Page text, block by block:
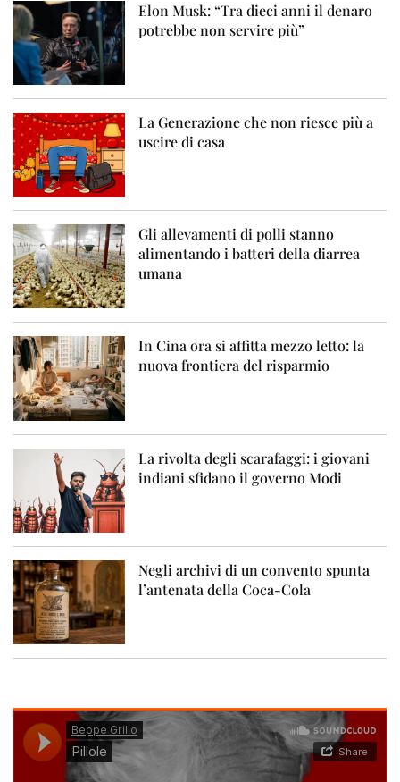
Elon Musk: “Tra dieci anni il denaro
potrebbe non servire più”
La Generazione che non riesce più a
uscire di casa
Gli allevamenti di polli stanno
alimentando i batteri della diarrea
umana
In Cina ora si affitta mezzo letto: la
nuova frontiera del risparmio
La rivolta degli scarafaggi: i giovani
indiani sfidano il governo Modi
Negli archivi di un convento spunta
l’antenata della Coca-Cola